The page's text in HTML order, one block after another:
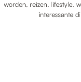
worden, reizen, lifestyle,
interessante